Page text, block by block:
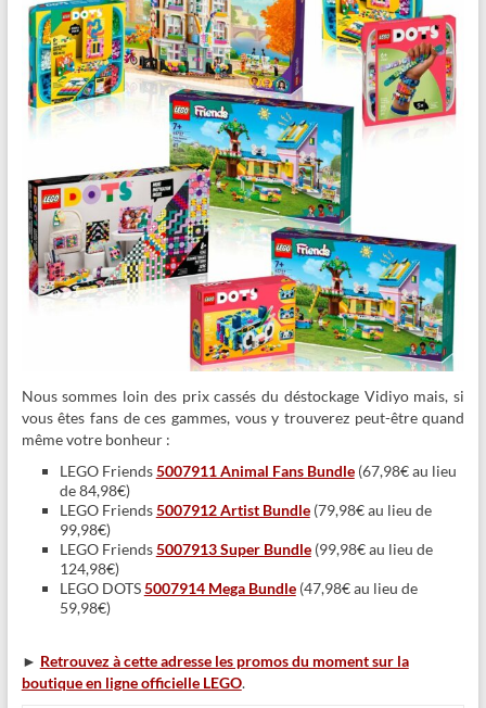
Nous sommes loin des prix cassés du déstockage Vidiyo mais, si
vous êtes fans de ces gammes, vous y trouverez peut-être quand
même votre bonheur :
LEGO Friends5007911 Animal Fans Bundle(67,98€ au lieu
de 84,98€)
LEGO Friends5007912 Artist Bundle(79,98€ au lieu de
99,98€)
LEGO Friends5007913 Super Bundle(99,98€ au lieu de
124,98€)
LEGO DOTS5007914 Mega Bundle(47,98€ au lieu de
59,98€)
► Retrouvez à cette adresse les promos du moment sur la
boutique en ligne officielle LEGO.